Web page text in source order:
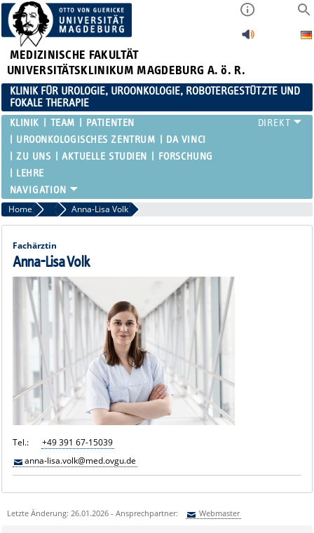
MEDIZINISCHE FAKULTÄT
UNIVERSITÄTSKLINIKUM MAGDEBURG A. ö. R.
KLINIK FÜR UROLOGIE, UROONKOLOGIE, ROBOTERGESTÜTZTE UND
FOKALE THERAPIE
KLINIK TEAM
PATIENTEN
UROONKOLOGISCHES ZENTRUM
DA VINCI
ZU UNS
AKTUELLE STUDIEN
FORSCHUNG
LEHRE
Home FachärzteAnna-Lisa Volk
Fachärztin
Anna-Lisa Volk
Tel.:
+49 391 67-15039
anna-lisa.volk@med.ovgu.de
Letzte Änderung: 26.01.2026 - Ansprechpartner: Webmaster